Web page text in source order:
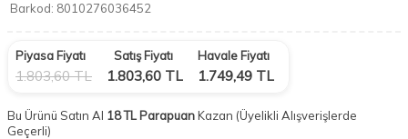
Barkod: 8010276036452
Piyasa Fiyatı
1.803,60TL
Satış Fiyatı
1.803,60 TL
Havale Fiyatı
1.749,49 TL
Bu Ürünü Satın Al 18 TL ParapuanKazan (Üyelikli Alışverişlerde
Geçerli)